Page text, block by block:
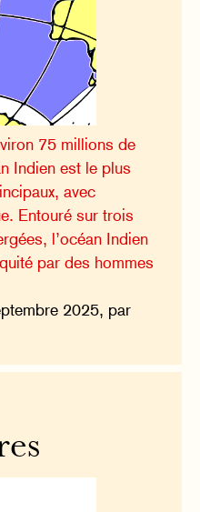
75 millions de
Indien est le plus
avec
Entouré sur trois
l’océan Indien
par des hommes
2025, par